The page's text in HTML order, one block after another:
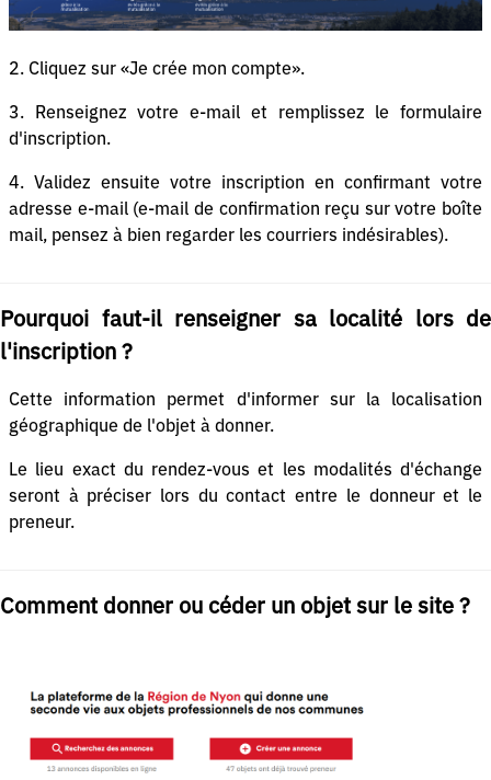
2. Cliquez sur «Je crée mon compte».
3. Renseignez votre e-mail et remplissez le formulaire
d'inscription.
4. Validez ensuite votre inscription en confirmant votre
adresse e-mail (e-mail de confirmation reçu sur votre boîte
mail, pensez à bien regarder les courriers indésirables).
Pourquoi faut-il renseigner sa localité lors de
l'inscription ?
Cette information permet d'informer sur la localisation
géographique de l'objet à donner.
Le lieu exact du rendez-vous et les modalités d'échange
seront à préciser lors du contact entre le donneur et le
preneur.
Comment donner ou céder un objet sur le site ?